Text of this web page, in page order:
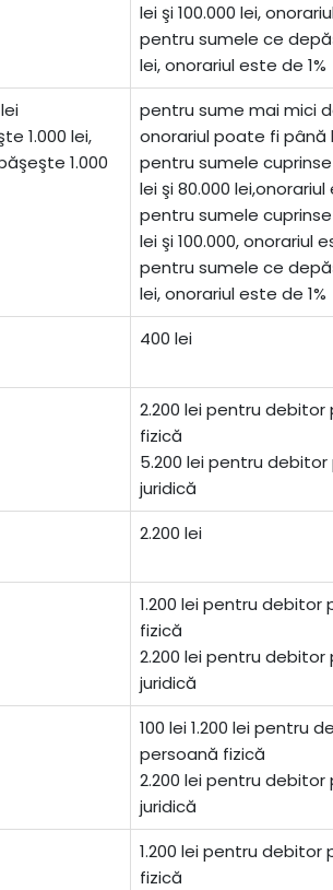
lei şi 100.000 lei,
pentru sumele ce
lei, onorariul este de 1%
1.000 lei,
1.000
pentru sume mai mici
onorariul poate fi până
pentru sumele cuprinse
lei şi 80.000
pentru sumele cuprinse
lei şi 100.000, onorariul
pentru sumele ce
lei, onorariul este de 1%
400 lei
2.200 lei pentru debitor
fizică
5.200 lei pentru
juridică
2.200 lei
1.200 lei pentru debitor
fizică
2.200 lei pentru debitor
juridică
100 lei 1.200 lei pentru
persoană fizică
2.200 lei pentru debitor
juridică
1.200 lei pentru debitor
fizică